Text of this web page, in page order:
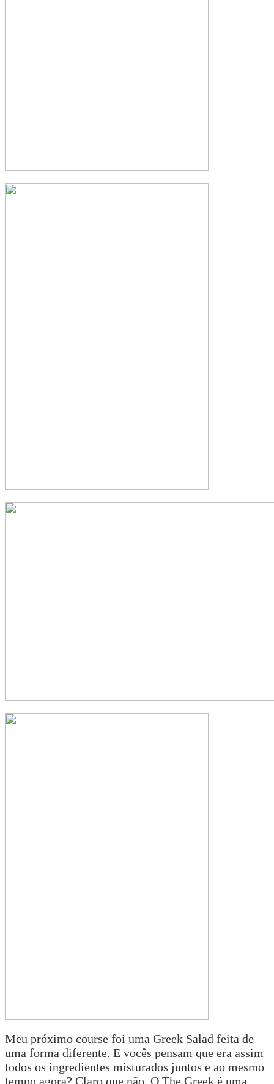
Meu próximo course foi uma Greek Salad feita de
uma forma diferente. E vocês pensam que era assim
todos os ingredientes misturados juntos e ao mesmo
tempo agora? Claro que não. O The Greek é uma